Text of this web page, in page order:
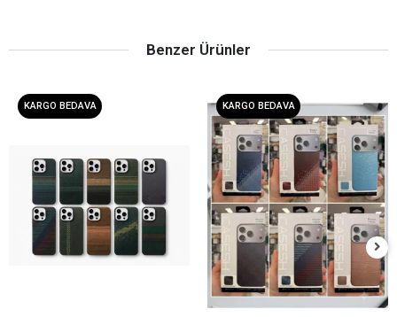
Benzer Ürünler
KARGO BEDAVA KARGO BEDAVA